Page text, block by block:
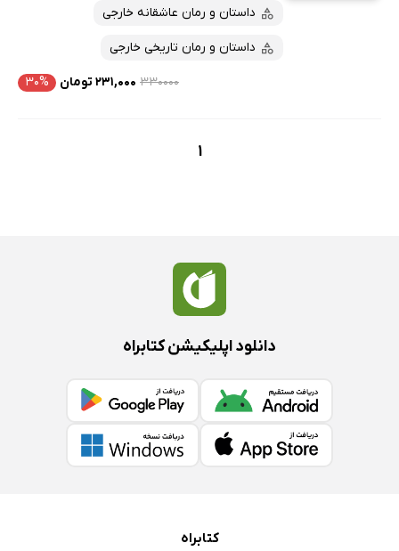
ارزان ترین‌ها
داستان و رمان عاشقانه خارجی
داستان و رمان تاریخی خارجی
۳۳۰۰۰۰ ۲۳۱,۰۰۰ تومان ۳۰%
1
دانلود اپلیکیشن کتابراه
کتابراه